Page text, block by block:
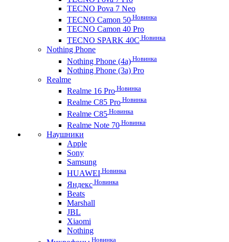
TECNO Pova 7 Neo
TECNO Camon 50 Новинка
TECNO Camon 40 Pro
TECNO SPARK 40C Новинка
Nothing Phone
Nothing Phone (4a) Новинка
Nothing Phone (3a) Pro
Realme
Realme 16 Pro Новинка
Realme C85 Pro Новинка
Realme C85 Новинка
Realme Note 70 Новинка
Наушники
Apple
Sony
Samsung
HUAWEI Новинка
Яндекс Новинка
Beats
Marshall
JBL
Xiaomi
Nothing
Новинка